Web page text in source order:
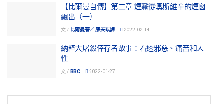
【比爾曼自傳】第二章 煙霧從奧斯維辛的煙囪
飄出（一）
文 / 比爾曼著／ 廖天琪譯 2022-02-14
納粹大屠殺倖存者故事：看透邪惡、痛苦和人
性
文 / BBC 2022-01-27